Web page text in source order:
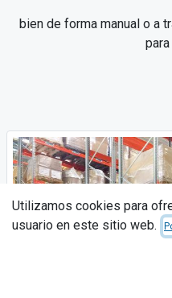
bien de forma manual o a
Utilizamos cookies para
usuario en este sitio web.